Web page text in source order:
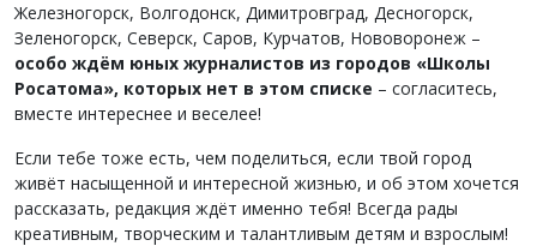
Железногорск, Волгодонск, Димитровград, Десногорск,
Зеленогорск, Северск, Саров, Курчатов, Нововоронеж –
особо ждём юных журналистов из городов «Школы
Росатома», которых нет в этом списке – согласитесь,
вместе интереснее и веселее!
Если тебе тоже есть, чем поделиться, если твой город
живёт насыщенной и интересной жизнью, и об этом хочется
рассказать, редакция ждёт именно тебя! Всегда рады
креативным, творческим и талантливым детям и взрослым!